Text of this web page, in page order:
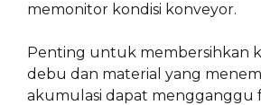
memonitor kondisi konveyor.
Penting untuk membersihkan
debu dan material yang
akumulasi dapat mengganggu